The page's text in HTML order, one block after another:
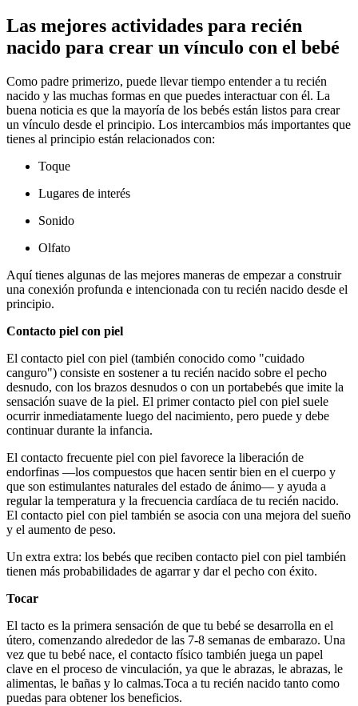
Las mejores actividades para recién
nacido para crear un vínculo con el bebé
Como padre primerizo, puede llevar tiempo entender a tu recién
nacido y las muchas formas en que puedes interactuar con él. La
buena noticia es que la mayoría de los bebés están listos para crear
un vínculo desde el principio. Los intercambios más importantes que
tienes al principio están relacionados con:
Toque
Lugares de interés
Sonido
Olfato
Aquí tienes algunas de las mejores maneras de empezar a construir
una conexión profunda e intencionada con tu recién nacido desde el
principio.
Contacto piel con piel
El contacto piel con piel (también conocido como "cuidado
canguro") consiste en sostener a tu recién nacido sobre el pecho
desnudo, con los brazos desnudos o con un portabebés que imite la
sensación suave de la piel. El primer contacto piel con piel suele
ocurrir inmediatamente luego del nacimiento, pero puede y debe
continuar durante la infancia.
El contacto frecuente piel con piel favorece la liberación de
endorfinas —los compuestos que hacen sentir bien en el cuerpo y
que son estimulantes naturales del estado de ánimo— y ayuda a
regular la temperatura y la frecuencia cardíaca de tu recién nacido.
El contacto piel con piel también se asocia con una mejora del sueño
y el aumento de peso.
Un extra extra: los bebés que reciben contacto piel con piel también
tienen más probabilidades de agarrar y dar el pecho con éxito.
Tocar
El tacto es la primera sensación de que tu bebé se desarrolla en el
útero, comenzando alrededor de las 7-8 semanas de embarazo. Una
vez que tu bebé nace, el contacto físico también juega un papel
clave en el proceso de vinculación, ya que le abrazas, le abrazas, le
alimentas, le bañas y lo calmas.Toca a tu recién nacido tanto como
puedas para obtener los beneficios.